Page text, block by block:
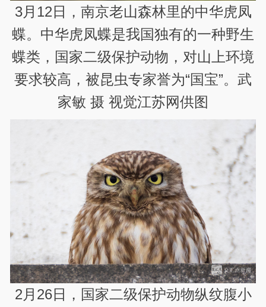
3月12日，南京老山森林里的中华虎凤
蝶。中华虎凤蝶是我国独有的一种野生
蝶类，国家二级保护动物，对山上环境
要求较高，被昆虫专家誉为“国宝”。武
家敏 摄 视觉江苏网供图
2月26日，国家二级保护动物纵纹腹小